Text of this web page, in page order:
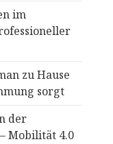
im
zu Hause
sorgt
der
Mobilität 4.0